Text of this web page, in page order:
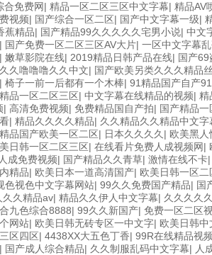
合免费网| 精品一区二区三区中文字幕| 精品AV
视频| 国产综合一区二区| 国产中文字幕一级|
蕉精品| 国产精品99久久久久久宅男小说| 中文
| 国产免费一区二区三区AV大片| 一区中文字幕
| 嫩草影院在线| 2019精品日韩产品在线| 国产
久噜噜噜久久中文| 国产欧美另类久久久精品
| 椅子一前一后都有一个木棒| 91精品国产自产
品一区二区三区| 中文字幕在线精品的视频| 精
| 高清免费视频| 免费精品国自产拍| 国产精品
| 精品久久久久精品| 久久精品久久精品中文字
精品国产欧美一区二区| 日本久久久久 | 欧美黑人
美日韩一区二区三区| 在线看片免费人成视频网|
成免费视频| 国产精品久久青草| 激情在线不卡
精品| 欧美日本一道高清国产| 欧美日韩一区
色视色中文字幕网站| 99久久免费国产精品| 国
久久精品av| 精品久久伊人中文字幕| 久久久久
九色综合8888| 99久久新国产| 免费一区二区
网站| 欧美日韩无砖专区一中文字| 欧美日韩
区四区| 4438XX大五色丁香| 99R在线精品视
| 国产成人综合精品| 久久制服乱码中文字幕| 人